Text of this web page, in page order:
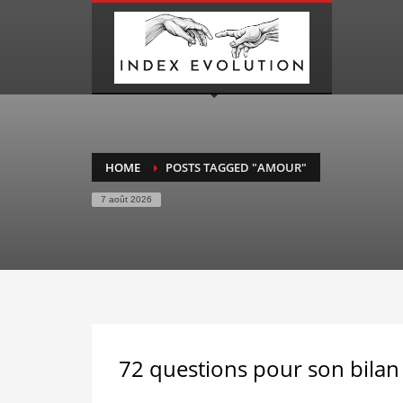
HOME POSTS TAGGED "AMOUR"
7 août 2026
72 questions pour son